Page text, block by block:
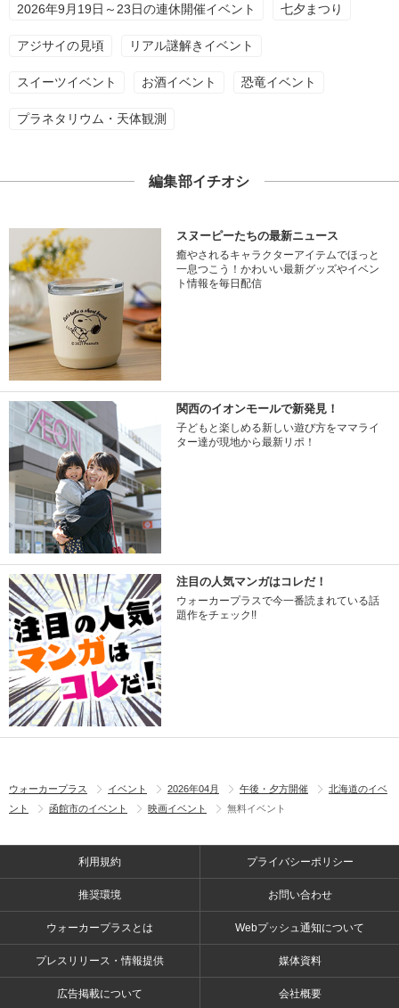
2026年9月19日～23日の連休開催イベント 七夕まつり
アジサイの見頃 リアル謎解きイベント
スイーツイベント お酒イベント 恐竜イベント
プラネタリウム・天体観測
編集部イチオシ
スヌーピーたちの最新ニュース
癒やされるキャラクターアイテムでほっと
一息つこう！かわいい最新グッズやイベン
ト情報を毎日配信
関西のイオンモールで新発見！
子どもと楽しめる新しい遊び方をママライ
ター達が現地から最新リポ！
注目の人気マンガはコレだ！
ウォーカープラスで今一番読まれている話
題作をチェック!!
ウォーカープラス イベント 2026年04月 午後・夕方開催
北海道のイベ
ント
函館市のイベント 映画イベント 無料イベント
利用規約 プライバシーポリシー
推奨環境 お問い合わせ
ウォーカープラスとは Webプッシュ通知について
プレスリリース・情報提供 媒体資料
広告掲載について 会社概要